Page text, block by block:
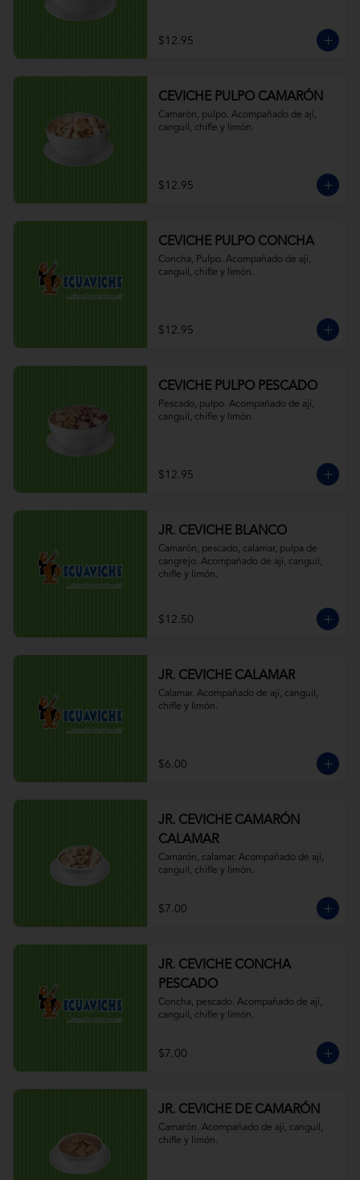
$12.95
CEVICHE PULPO CAMARÓN
Camarón, pulpo. Acompañado de ají,
canguil, chifle y limón.
$12.95
CEVICHE PULPO CONCHA
Concha, Pulpo. Acompañado de ají,
canguil, chifle y limón.
$12.95
CEVICHE PULPO PESCADO
Pescado, pulpo. Acompañado de ají,
canguil, chifle y limón.
$12.95
JR. CEVICHE BLANCO
Camarón, pescado, calamar, pulpa de
cangrejo. Acompañado de ají, canguil,
chifle y limón.
$12.50
JR. CEVICHE CALAMAR
Calamar. Acompañado de ají, canguil,
chifle y limón.
$6.00
JR. CEVICHE CAMARÓN
CALAMAR
Camarón, calamar. Acompañado de ají,
canguil, chifle y limón.
$7.00
JR. CEVICHE CONCHA
PESCADO
Concha, pescado. Acompañado de ají,
canguil, chifle y limón.
$7.00
JR. CEVICHE DE CAMARÓN
Camarón. Acompañado de ají, canguil,
chifle y limón.